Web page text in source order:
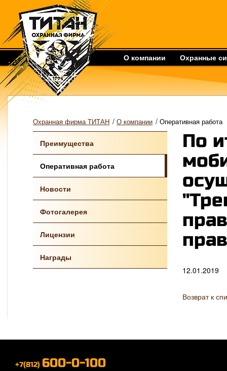
О компании Охранные
Охранная фирма ТИТАН / О компании / Оперативная работа
Преимущества
Оперативная работа
Новости
Фотогалерея
Лицензии
Награды
По
12.01.2019
Возврат к
+7(812) 600-0-100